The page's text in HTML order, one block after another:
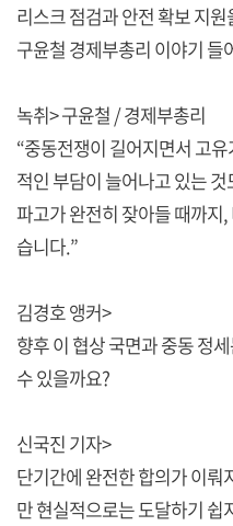
리스크 점검과 안전 확보 지
구윤철 경제부총리 이야기 들
녹취> 구윤철 / 경제부총리
“중동전쟁이 길어지면서 고
적인 부담이 늘어나고 있는
파고가 완전히 잦아들 때까지
습니다.”
김경호 앵커>
향후 이 협상 국면과 중동 정
수 있을까요?
신국진 기자>
단기간에 완전한 합의가 이뤄
만 현실적으로는 도달하기 쉽